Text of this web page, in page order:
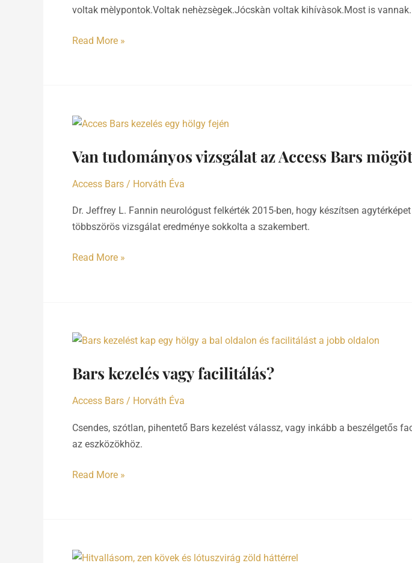
voltak mèlypontok.Voltak nehèzsègek.Jócskàn voltak kihívàsok.Most is
Read More »
Van tudományos vizsgálat az Access Bars
Access Bars / Horváth Éva
Dr. Jeffrey L. Fannin neurológust felkérték 2015-ben, hogy készítsen
többszörös vizsgálat eredménye sokkolta a szakembert.
Van
vizsgálat
Access
Read More »
Bars kezelés vagy facilitálás?
Access Bars / Horváth Éva
Csendes, szótlan, pihentető Bars kezelést válassz, vagy inkább a beszélgetős
az eszközökhöz.
Bars
vagy
Read More »
Hitvallásom